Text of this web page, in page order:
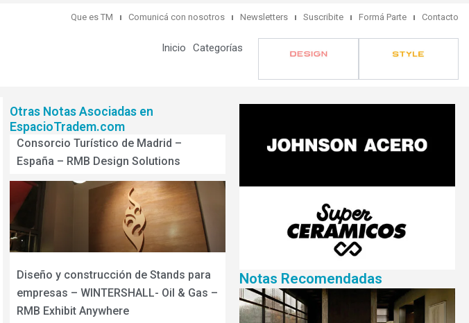
Que es TM Comunicá con nosotros Newsletters Suscribite Formá Parte Contacto
Inicio Categorías
Otras Notas Asociadas en
EspacioTradem.com
Consorcio Turístico de Madrid –
España – RMB Design Solutions
Diseño y construcción de Stands para
empresas – WINTERSHALL- Oil & Gas –
RMB Exhibit Anywhere
Notas Recomendadas